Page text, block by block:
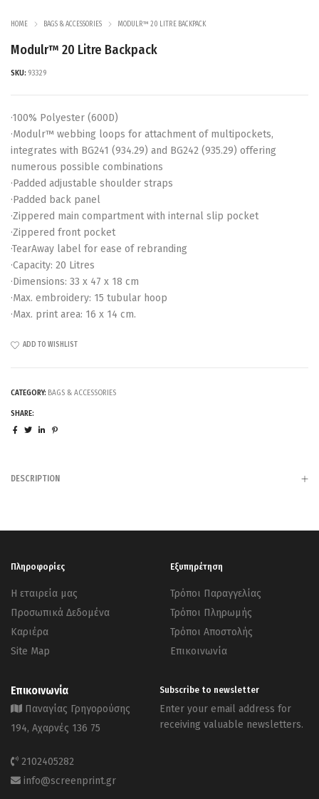
HOME BAGS & ACCESSORIES MODULR™ 20 LITRE BACKPACK
Modulr™ 20 Litre Backpack
SKU: 93329
·100% Polyester (600D)
·Modulr™ webbing loops for attachment of multipockets,
integrates with BG241 (934.29) and BG242 (935.29) offering
numerous possible combinations
·Padded adjustable shoulder straps
·Padded back panel
·Zippered main compartment with internal slip pocket
·Zippered front pocket
·TearAway label for ease of rebranding
·Capacity: 20 Litres
·Dimensions: 33 x 47 x 18 cm
·Max. embroidery: 15 tubular hoop
·Max. print area: 16 x 14 cm.
ADD TO WISHLIST
CATEGORY: BAGS & ACCESSORIES
SHARE:
DESCRIPTION
Πληροφορίες
Η εταιρεία μας
Προσωπικά Δεδομένα
Καριέρα
Site Map
Εξυπηρέτηση
Τρόποι Παραγγελίας
Τρόποι Πληρωμής
Τρόποι Αποστολής
Επικοινωνία
Επικοινωνία
Παναγίας Γρηγορούσης
194, Αχαρνές 136 75
2102405282
info@screenprint.gr
Subscribe to newsletter
Enter your email address for
receiving valuable newsletters.